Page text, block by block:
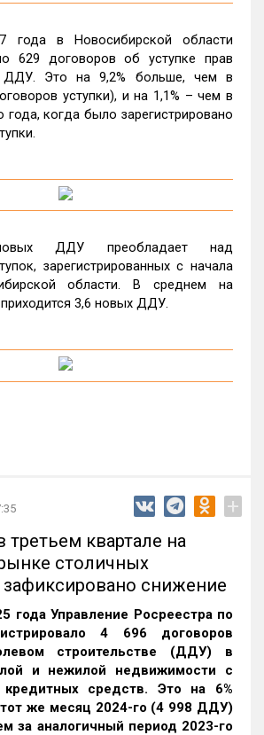
года в Новосибирской области
629 договоров об уступке прав
ДДУ. Это на 9,2% больше, чем в
уступки), и на 1,1% – чем в
года, когда было зарегистрировано
ДДУ преобладает над
зарегистрированных с начала
области. В среднем на
3,6 новых ДДУ.
+
третьем квартале на
столичных
зафиксировано снижение
года Управление Росреестра по
4 696 договоров
строительстве (ДДУ) в
и нежилой недвижимости с
кредитных средств. Это на 6%
же месяц 2024-го (4 998 ДДУ)
за аналогичный период 2023-го